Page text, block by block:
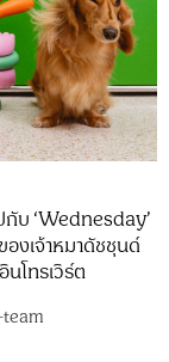
บ ‘Wednesday’
งเจ้าหมาดัชชุนด์
โทรเวิร์ต